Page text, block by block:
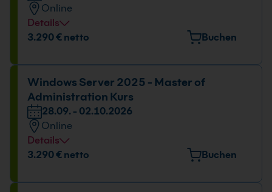
Online
Details
Datum und Uhrzeit
3.290 € netto Buchen
Windows Server 2025 - Master of
Administration Kurs
28.09. - 02.10.2026
Online
Details
Datum und Uhrzeit
3.290 € netto Buchen